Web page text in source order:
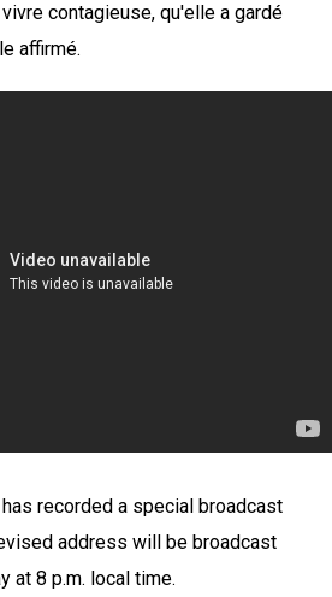
contagieuse, qu'elle a gardé
affirmé.
recorded a special broadcast
address will be broadcast
at 8 p.m. local time.